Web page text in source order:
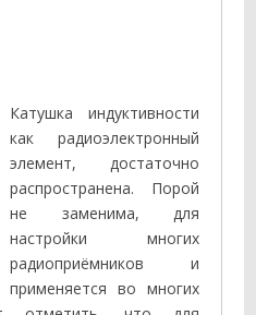
Катушка индуктивности
как радиоэлектронный
элемент, достаточно
распространена. Порой
не заменима, для
настройки многих
радиоприёмников и
применяется во многих